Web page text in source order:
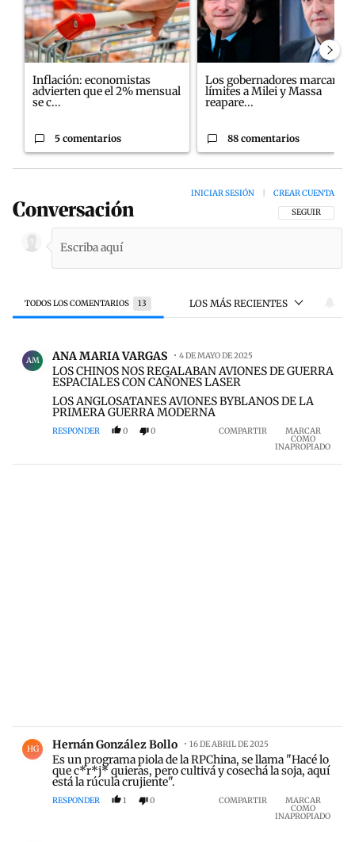
Inflación: economistas
advierten que el 2% mensual
se c...
5 comentarios
Los gobernadores marcan
límites a Milei y Massa
reapare...
88 comentarios
Conversación SIGA ESTA
SEGUIR
INICIAR SESIÓN CREAR CUENTA
TODOS LOS COMENTARIOS 13 LOS MÁS RECIENTES
Todos los comentarios
AM ANA MARIA VARGAS 4 DE MAYO DE 2025
LOS CHINOS NOS REGALABAN AVIONES DE GUERRA
ESPACIALES CON CAÑONES LASER
LOS ANGLOSATANES AVIONES BYBLANOS DE LA
PRIMERA GUERRA MODERNA
RESPONDER 0 0 COMPARTIR MARCAR
COMO
INAPROPIADO
Comentario de Hernán González Bollo.
HG Hernán González Bollo 16 DE ABRIL DE 2025
Es un programa piola de la RPChina, se llama "Hacé lo
que c*r*j* quieras, pero cultivá y cosechá la soja, aquí
está la rúcula crujiente".
RESPONDER 1 0 COMPARTIR MARCAR
COMO
INAPROPIADO